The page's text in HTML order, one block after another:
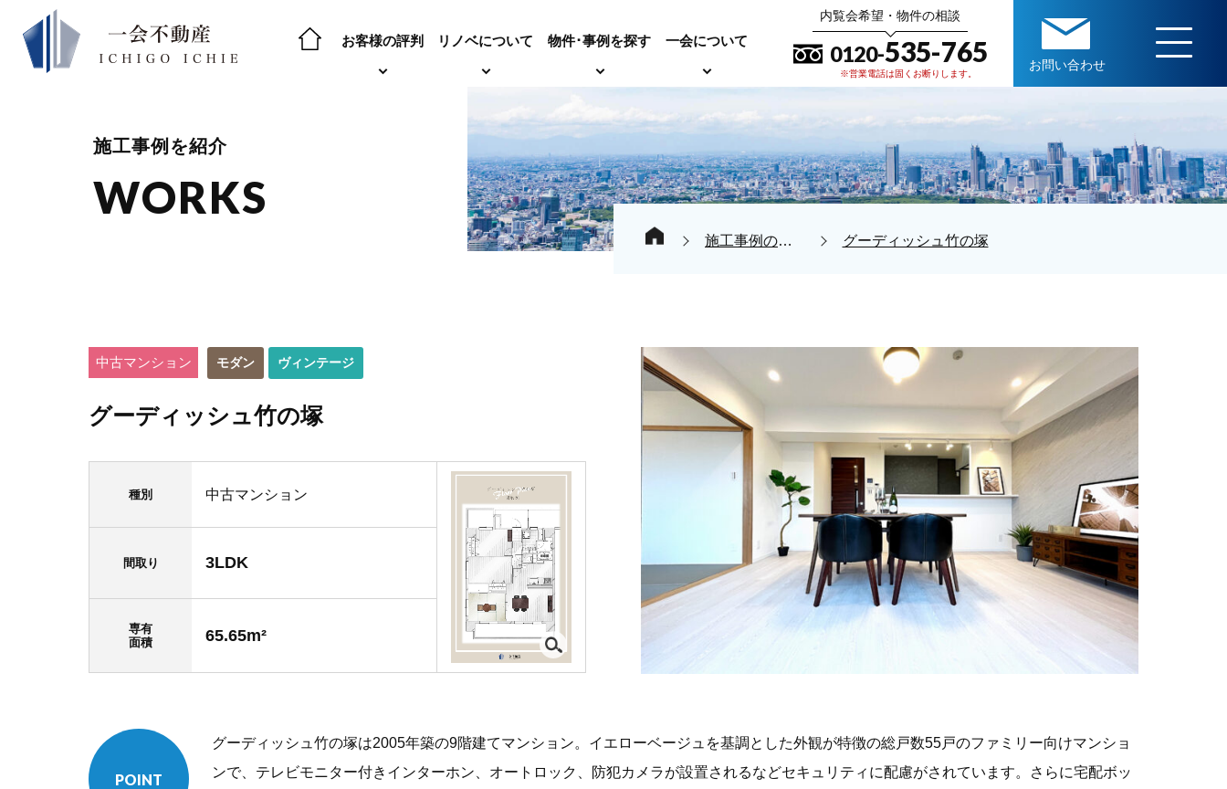
お客様の評判 リノベについて 物件･事例を探す 一会について
内覧会希望・物件の相談
0120-535-765
※営業電話は固くお断りします。
お問い合わせ
施工事例を紹介
WORKS
施工事例の紹介 グーディッシュ竹の塚
中古マンション モダン ヴィンテージ
グーディッシュ竹の塚
種別 中古マンション
間取り 3LDK
専有
面積
65.65m²
POINT
グーディッシュ竹の塚は2005年築の9階建てマンション。イエローベージュを基調とした外観が特徴の総戸数55戸のファミリー向けマンショ
ンで、テレビモニター付きインターホン、オートロック、防犯カメラが設置されるなどセキュリティに配慮がされています。さらに宅配ボッ